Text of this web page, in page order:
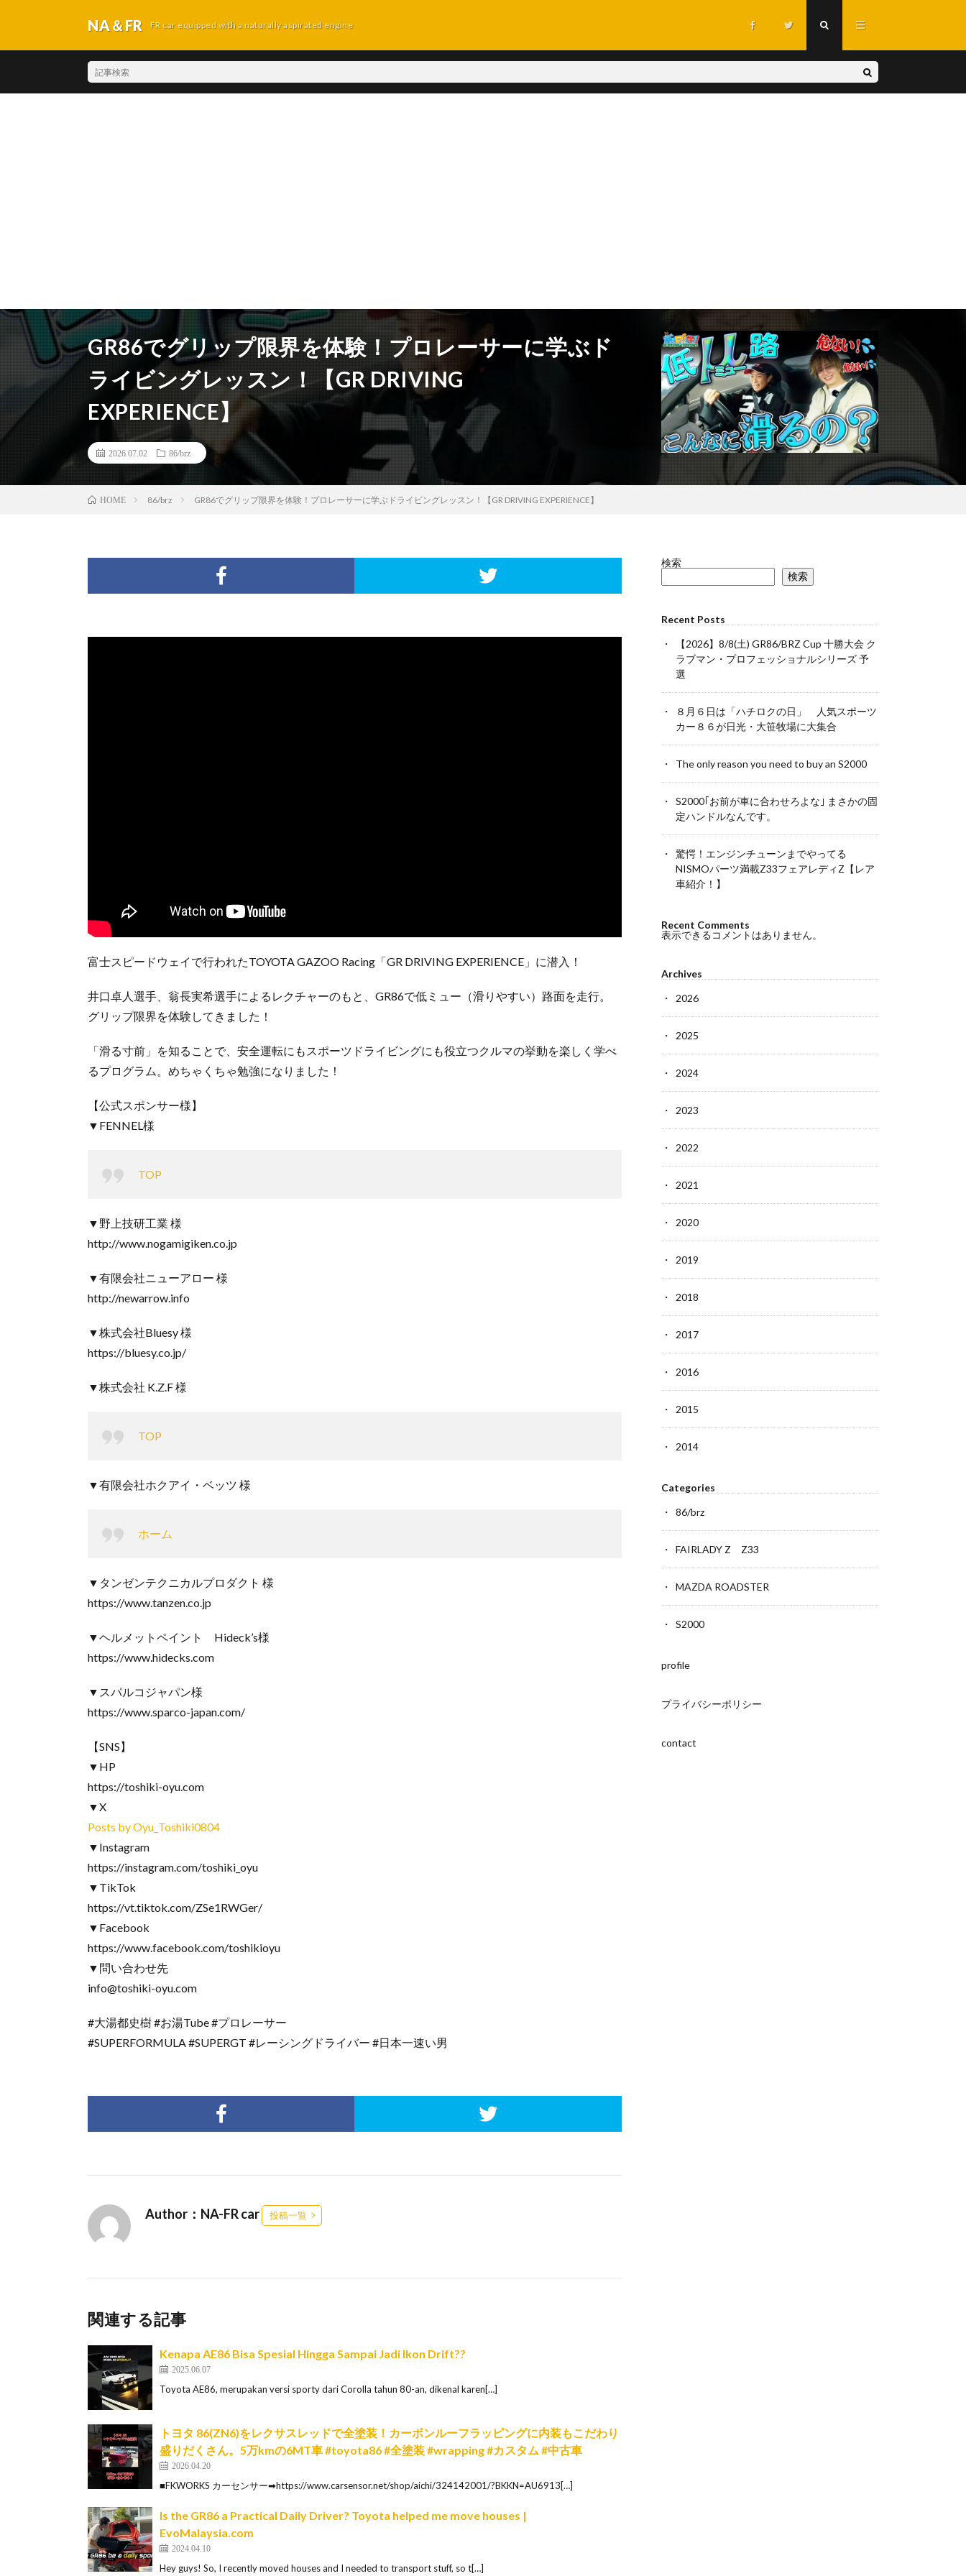
NA＆FR FR car equipped with a naturally aspirated engine
GR86でグリップ限界を体験！プロレーサーに学ぶド
ライビングレッスン！【GR DRIVING
EXPERIENCE】
2026.07.02 86/brz
HOME 86/brz GR86でグリップ限界を体験！プロレーサーに学ぶドライビングレッスン！【GR DRIVING EXPERIENCE】
富士スピードウェイで行われたTOYOTA GAZOO Racing「GR DRIVING EXPERIENCE」に潜入！
井口卓人選手、翁長実希選手によるレクチャーのもと、GR86で低ミュー（滑りやすい）路面を走行。
グリップ限界を体験してきました！
「滑る寸前」を知ることで、安全運転にもスポーツドライビングにも役立つクルマの挙動を楽しく学べ
るプログラム。めちゃくちゃ勉強になりました！
【公式スポンサー様】
▼FENNEL様
TOP
▼野上技研工業 様
http://www.nogamigiken.co.jp
▼有限会社ニューアロー 様
http://newarrow.info
​▼株式会社Bluesy 様
https://bluesy.co.jp/
​▼株式会社 K.Z.F 様
TOP
​▼有限会社ホクアイ・ベッツ 様
ホーム
​▼タンゼンテクニカルプロダクト 様
https://www.tanzen.co.jp​
​▼ヘルメットペイント Hideck’s様
https://www.hidecks.com
​▼スパルコジャパン様
https://www.sparco-japan.com/
【SNS】
▼HP
https://toshiki-oyu.com
​▼X
Posts by Oyu_Toshiki0804
​▼Instagram
https://instagram.com/toshiki_oyu
​▼TikTok
https://vt.tiktok.com/ZSe1RWGer/
​▼Facebook
https://www.facebook.com/toshikioyu
▼問い合わせ先
info@toshiki-oyu.com
#大湯都史樹 ​​​#お湯Tube ​​#プロレーサー ​​​
#SUPER​FORMULA ​​​#SUPERGT ​​​​​#レーシングドライバー #日本一速い男
Author：NA-FR car 投稿一覧
関連する記事
Kenapa AE86 Bisa Spesial Hingga Sampai Jadi Ikon Drift??
2025.06.07
Toyota AE86, merupakan versi sporty dari Corolla tahun 80-an, dikenal karen[…]
トヨタ 86(ZN6)をレクサスレッドで全塗装！カーボンルーフラッピングに内装もこだわり
盛りだくさん。5万kmの6MT車 #toyota86 #全塗装 #wrapping #カスタム #中古車
2026.04.20
■FKWORKS カーセンサー➡https://www.carsensor.net/shop/aichi/324142001/?BKKN=AU6913[…]
Is the GR86 a Practical Daily Driver? Toyota helped me move houses |
EvoMalaysia.com
2024.04.10
Hey guys! So, I recently moved houses and I needed to transport stuff, so t[…]
検索
検索
Recent Posts
【2026】8/8(土) GR86/BRZ Cup 十勝大会 ク
ラブマン・プロフェッショナルシリーズ 予
選
８月６日は「ハチロクの日」 人気スポーツ
カー８６が日光・大笹牧場に大集合
The only reason you need to buy an S2000
S2000｢お前が車に合わせろよな｣ まさかの固
定ハンドルなんです。
驚愕！エンジンチューンまでやってる
NISMOパーツ満載Z33フェアレディZ【レア
車紹介！】
Recent Comments
表示できるコメントはありません。
Archives
2026
2025
2024
2023
2022
2021
2020
2019
2018
2017
2016
2015
2014
Categories
86/brz
FAIRLADY Z Z33
MAZDA ROADSTER
S2000
profile
プライバシーポリシー
contact